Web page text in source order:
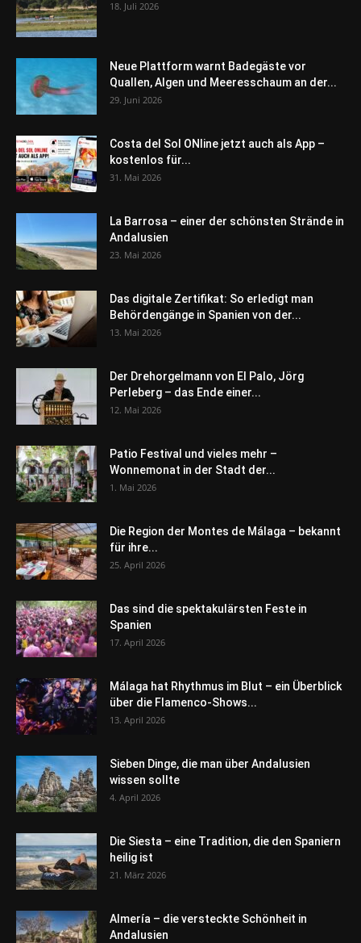
18. Juli 2026
Neue Plattform warnt Badegäste vor
Quallen, Algen und Meeresschaum an der...
29. Juni 2026
Costa del Sol ONline jetzt auch als App –
kostenlos für...
31. Mai 2026
La Barrosa – einer der schönsten Strände in
Andalusien
23. Mai 2026
Das digitale Zertifikat: So erledigt man
Behördengänge in Spanien von der...
13. Mai 2026
Der Drehorgelmann von El Palo, Jörg
Perleberg – das Ende einer...
12. Mai 2026
Patio Festival und vieles mehr –
Wonnemonat in der Stadt der...
1. Mai 2026
Die Region der Montes de Málaga – bekannt
für ihre...
25. April 2026
Das sind die spektakulärsten Feste in
Spanien
17. April 2026
Málaga hat Rhythmus im Blut – ein Überblick
über die Flamenco-Shows...
13. April 2026
Sieben Dinge, die man über Andalusien
wissen sollte
4. April 2026
Die Siesta – eine Tradition, die den Spaniern
heilig ist
21. März 2026
Almería – die versteckte Schönheit in
Andalusien